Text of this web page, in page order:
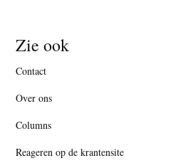
Zie ook
Contact
Over ons
Columns
Reageren op de krantensite